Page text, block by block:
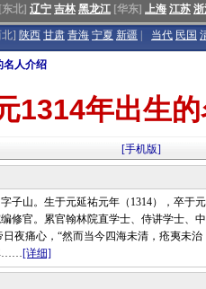
[东北] 辽宁 吉林 黑龙江 [华东] 上海 江苏
] 陕西 甘肃 青海 宁夏 新疆 当代 民国
名人介绍
1314年出生
[手机版]
山。生于元延祐元年（1314），卒于元
修官。累官翰林院直学士、侍讲学士、
夜痛心，“然而当今四海未清，疮夷未
……[详细]